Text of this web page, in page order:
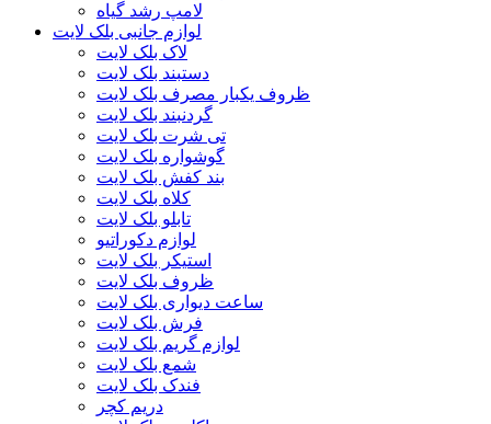
لامپ رشد گیاه
لوازم جانبی بلک لایت
لاک بلک لایت
دستبند بلک لایت
ظروف یکبار مصرف بلک لایت
گردنبند بلک لایت
تی شرت بلک لایت
گوشواره بلک لایت
بند کفش بلک لایت
کلاه بلک لایت
تابلو بلک لایت
لوازم دکوراتیو
استیکر بلک لایت
ظروف بلک لایت
ساعت دیواری بلک لایت
فرش بلک لایت
لوازم گریم بلک لایت
شمع بلک لایت
فندک بلک لایت
دریم کچر